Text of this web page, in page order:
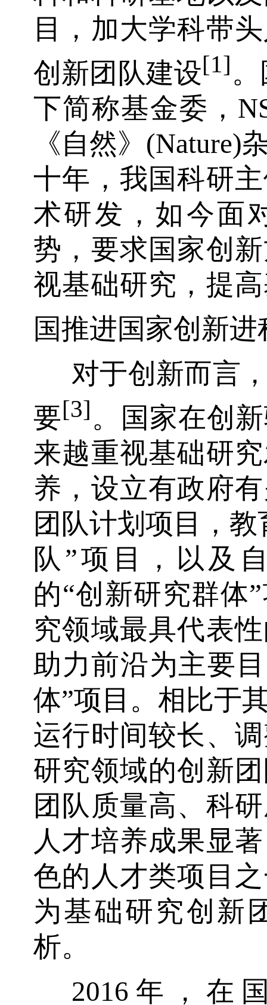
目，加大学科带
创新团队建设[1]
下简称基金委，
《自然》(Nature)
十年，我国科研
术研发，如今面
势，要求国家创
视基础研究，提
国推进国家创新
对于创新而言
要[3]。国家在创
来越重视基础研
养，设立有政府
团队计划项目，
队”项目，以及
的“创新研究群体
究领域最具代表
助力前沿为主要
体”项目。相比于
运行时间较长、
研究领域的创新
团队质量高、科
人才培养成果显
色的人才类项目
为基础研究创新
析。
2016年，在